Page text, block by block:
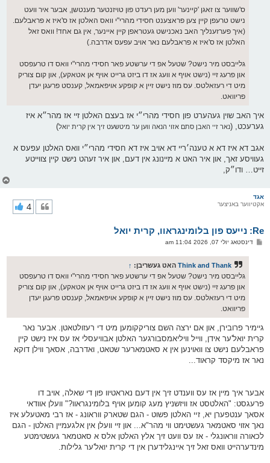
ס'שווער צו זאגן 'קיינער' ווען מען רעדט פון טויזנטער מענטשן, אבער איר וועט
נישט טרעפן קיין צען פראצענט חסידי מהרי"י וואס האלטן אז ס'איז א פראבלעם.
(איך פערזענליך האב נאכנישט געטראפן קיין איינער, אין גם אחד! וואס זאל
האלטן אז ס'איז א פראבלעם נאר אויב עפעס אדרבה.)
גלייבסט מיר נישט? שטעל אפ די ערשטע פאר חסידי מהרי"י וואס דו טרעפסט
און פרעג זיי (נישט אויף א וועג אז דו ביזט גרייט אויף אן אטאקע), און קום צוריק
מיט די רעזאלטס. עס מוז נישט זיין א קופקע אויפאמאל, קענסט פרעגן יעדן
פריוואט.
איך האב שוין געהערט פון חסידי מהרי״י אז בעצם האלטן זיי אז מהר״א איז
גערעכט, (נאר זיי האבן סתם אזוי הנאה ווען ער מיטשעט זיך אין קרית יואל)
אגב דא איז דא א טענה׳ריי דא אויב איז דא חסידי מהרי״י וואס האלטן עפעס א
געוויסע זאך, און איר האט א מיינונג אין דעם, און איר זעהט נישט קיין צווייטע
זייט… ודו״ק,
אגד
אקטיווער באניצער
Re: נייעס פון בלומינגראוו, קרית יואל
4
פדינסטאג יולי 07, 2026 11:04 am
Think and Thank האט געשריבן: ↑
גלייבסט מיר נישט? שטעל אפ די ערשטע פאר חסידי מהרי"י וואס דו טרעפסט
און פרעג זיי (נישט אויף א וועג אז דו ביזט גרייט אויף אן אטאקע), און קום צוריק
מיט די רעזאלטס. עס מוז נישט זיין א קופקע אויפאמאל, קענסט פרעגן יעדן
פריוואט.
גיימיר פרובירן, און אם ירצה השם צוריקקומען מיט די רעזולטאטן. אבער נאר
קרית יואל'ער אידן, ווייל וויליאמסבורגער האלטן אבוויעסלי אז עס איז נישט קיין
פראבלעם נישט צו וואוינען אין א סאטמארער שטאט, ואדרבה, אסאך ווילן דוקא
נאר אז מיקסד קראוד...
אבער איך מיין אז עס ווענדט זיך אין דעם נאראטיוו פון די שאלה, אויב דו
פרעגסט: "האלטסט אז וויזשניץ מעג קומען אויף בלומינגראוו?" וועלן אוודאי
אסאך ענטפערן יא, זײ האלטן פשוט - הגם שטארק ווראונג - אז רבי מאטעלע איז
נאך אזוי סאטמאר געשטימט ווי מהר"א... און זיי וועלן אין אלגעמיין האלטן - הגם
לכאורה ווראונגלי - אז עס וועט זיך אלץ האלטן אלס א סאטמאר געשטימטע
מינדערהייט וואס זאל זיך איינגלידערן אין די קרית יואל'ער גלילות.